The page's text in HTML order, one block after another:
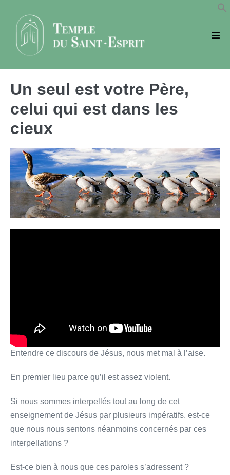
contenu
Un seul est votre Père,
celui qui est dans les
cieux
Entendre ce discours de Jésus, nous met mal à l’aise.
En premier lieu parce qu’il est assez violent.
Si nous sommes interpellés tout au long de cet
enseignement de Jésus par plusieurs impératifs, est-ce
que nous nous sentons néanmoins concernés par ces
interpellations ?
Est-ce bien à nous que ces paroles s’adressent ?